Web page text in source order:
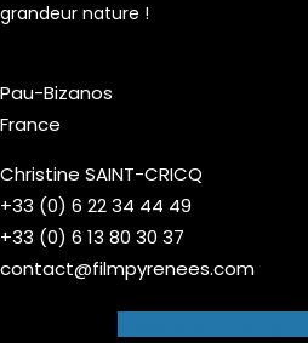
grandeur nature !
Pau-Bizanos
France
Christine SAINT-CRICQ
+33 (0) 6 22 34 44 49
+33 (0) 6 13 80 30 37
contact@filmpyrenees.com